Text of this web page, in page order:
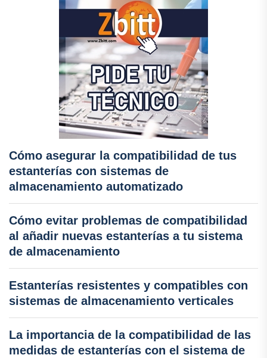
Cómo asegurar la compatibilidad de tus
estanterías con sistemas de
almacenamiento automatizado
Cómo evitar problemas de compatibilidad
al añadir nuevas estanterías a tu sistema
de almacenamiento
Estanterías resistentes y compatibles con
sistemas de almacenamiento verticales
La importancia de la compatibilidad de las
medidas de estanterías con el sistema de